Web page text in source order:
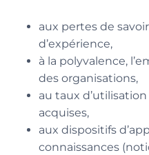
aux pertes de
d’expérience,
à la polyvalence,
des organisations,
au taux
acquises,
aux dispositifs
connaissances